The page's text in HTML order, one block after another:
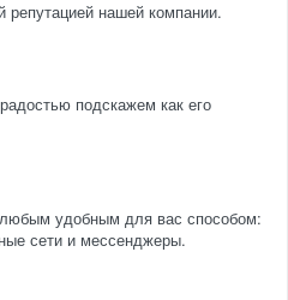
репутацией нашей компании.
подскажем как его
удобным для вас способом:
сети и мессенджеры.